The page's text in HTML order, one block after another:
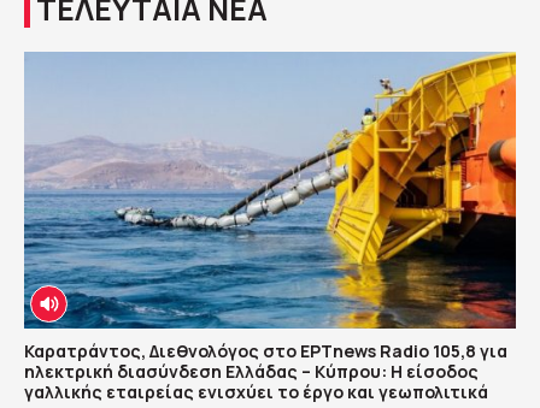
ΤΕΛΕΥΤΑΙΑ ΝΕΑ
Καρατράντος, Διεθνολόγος στο ΕΡΤnews Radio 105,8 για
ηλεκτρική διασύνδεση Ελλάδας – Κύπρου: Η είσοδος
γαλλικής εταιρείας ενισχύει το έργο και γεωπολιτικά